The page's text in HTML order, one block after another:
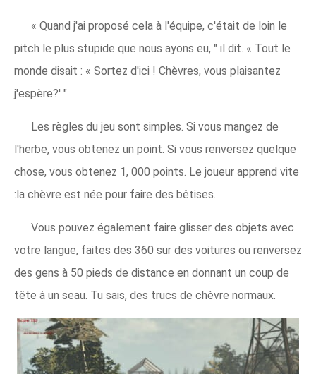
« Quand j'ai proposé cela à l'équipe, c'était de loin le
pitch le plus stupide que nous ayons eu, " il dit. « Tout le
monde disait : « Sortez d'ici ! Chèvres, vous plaisantez
j'espère?' "
Les règles du jeu sont simples. Si vous mangez de
l'herbe, vous obtenez un point. Si vous renversez quelque
chose, vous obtenez 1, 000 points. Le joueur apprend vite
:la chèvre est née pour faire des bêtises.
Vous pouvez également faire glisser des objets avec
votre langue, faites des 360 sur des voitures ou renversez
des gens à 50 pieds de distance en donnant un coup de
tête à un seau. Tu sais, des trucs de chèvre normaux.